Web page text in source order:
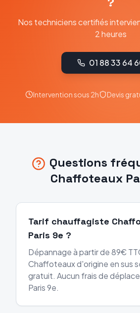
Nos techniciens certifiés
2 heures
01 88 33 64
Intervention sous 2h Devis
Questions
Chaffoteaux
Tarif chauffagiste
Paris 9e ?
Dépannage à partir de 89€
Chaffoteaux d'origine en sus
gratuit. Aucun frais de
Paris 9e.